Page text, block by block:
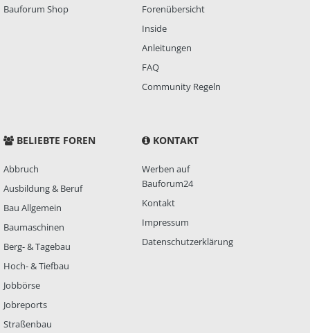
Bauforum Shop
Forenübersicht
Inside
Anleitungen
FAQ
Community Regeln
BELIEBTE FOREN
Abbruch
Ausbildung & Beruf
Bau Allgemein
Baumaschinen
Berg- & Tagebau
Hoch- & Tiefbau
Jobbörse
Jobreports
Straßenbau
KONTAKT
Werben auf
Bauforum24
Kontakt
Impressum
Datenschutzerklärung